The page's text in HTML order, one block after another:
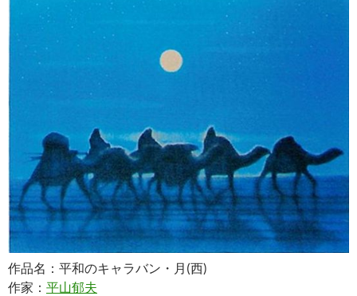
作品名：平和のキャラバン・月(西)
作家： 平山郁夫